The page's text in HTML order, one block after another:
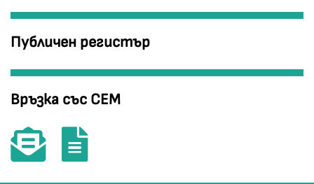
Публичен регистър
Връзка със СЕМ